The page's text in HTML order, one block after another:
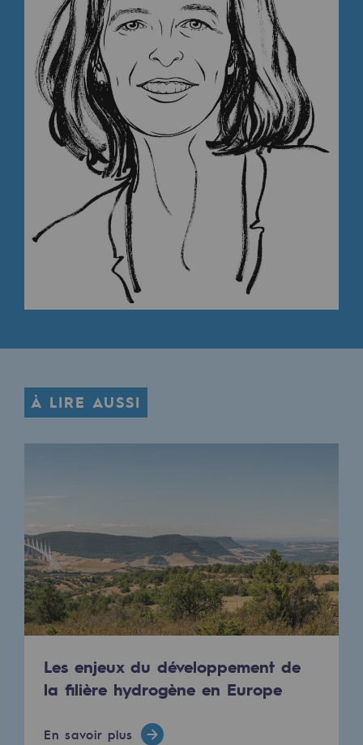
À LIRE AUSSI
Les enjeux du développement de
la filière hydrogène en Europe
En savoir plus